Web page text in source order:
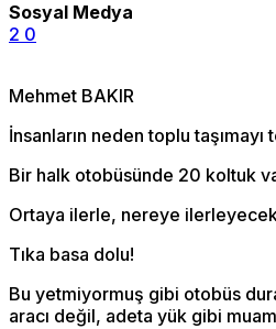
Sosyal Medya
2 0
Mehmet BAKIR
İnsanların neden toplu
Bir halk otobüsünde 20 koltuk
Ortaya ilerle, nereye
Tıka basa dolu!
Bu yetmiyormuş gibi otobüs
aracı değil, adeta yük gibi